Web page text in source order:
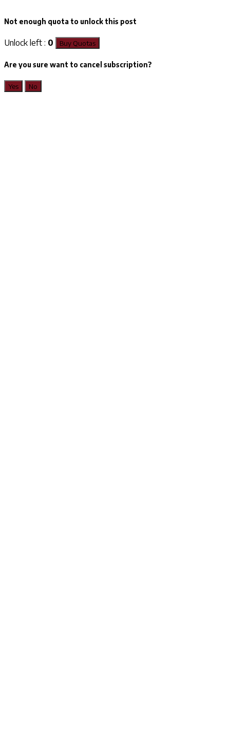
Not enough quota to unlock this post
Unlock left : 0 Buy Quotas
Are you sure want to cancel subscription?
Yes No